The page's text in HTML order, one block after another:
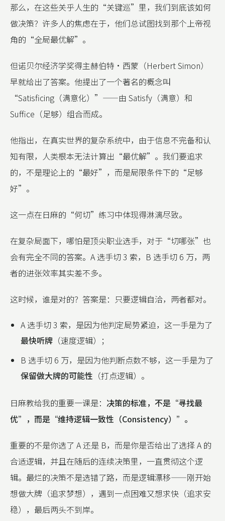
那么，在这些关乎人生的“关键巡”里，我们到底该如何
做决策？许多人的焦虑在于，他们总试图找到那个上帝视
角的“全局最优解”。
但诺贝尔经济学奖得主赫伯特·西蒙（Herbert Simon）
早就给出了答案。他提出了一个著名的概念叫
“Satisficing（满意化）”——由 Satisfy（满意）和
Suffice（足够）组合而成。
他指出，在真实世界的复杂系统中，由于信息不完备和认
知有限，人类根本无法计算出“最优解”。我们要追求
的，不是理论上的“最好”，而是局限条件下的“足够
好”。
这一点在日麻的“何切”练习中体现得淋漓尽致。
在复杂局面下，哪怕是顶尖职业选手，对于“切哪张”也
会有完全不同的答案。A 选手切 3 索，B 选手切 6 万，两
者的进张效率其实差不多。
这时候，谁是对的？答案是：只要逻辑自洽，两者都对。
A 选手切 3 索，是因为他判定局势紧迫，这一手是为了
最快听牌 （速度逻辑）；
B 选手切 6 万，是因为他判断点数不够，这一手是为了
保留做大牌的可能性 （打点逻辑）。
日麻教给我的重要一课是： 决策的标准，不是“寻找最
优”，而是“维持逻辑一致性（Consistency）”。
重要的不是你选了 A 还是 B，而是你是否给出了选择 A 的
合适逻辑，并且在随后的连续决策里，一直贯彻这个逻
辑。最烂的决策不是选错了路，而是逻辑漂移——刚开始
想做大牌（追求梦想），遇到一点困难又想求快（追求安
稳），最后两头不到岸。